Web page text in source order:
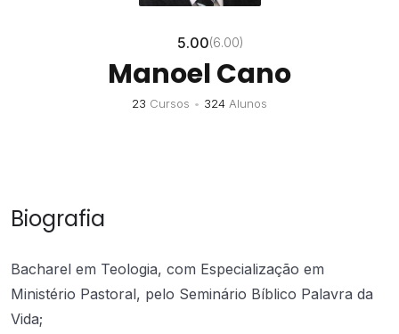
5.00(6.00)
Manoel Cano
23 Cursos • 324 Alunos
Biografia
Bacharel em Teologia, com Especialização em
Ministério Pastoral, pelo Seminário Bíblico Palavra da
Vida;